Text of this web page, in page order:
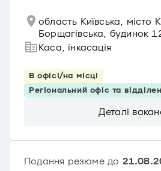
область Київська, місто
Борщагівська, будинок
Каса, інкасація
В офісі/на місці
Регіональний офіс та
Деталі
Подання резюме до